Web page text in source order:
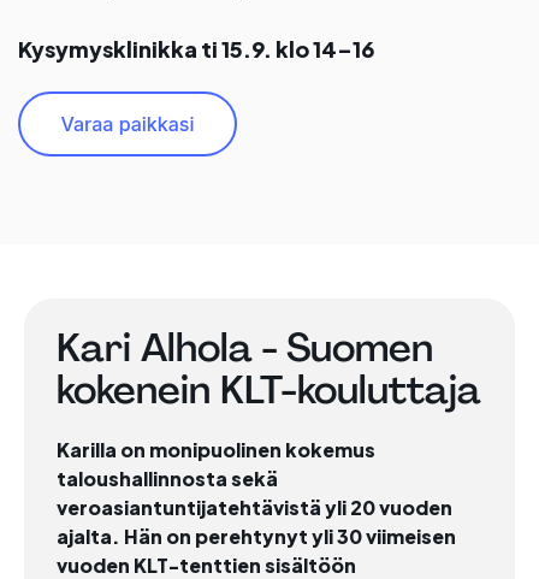
Kysymysklinikka ti 15.9. klo 14–16
Kari Alhola - Suomen
kokenein KLT-kouluttaja
Karilla on monipuolinen kokemus
taloushallinnosta sekä
veroasiantuntijatehtävistä yli 20 vuoden
ajalta. Hän on perehtynyt yli 30 viimeisen
vuoden KLT-tenttien sisältöön